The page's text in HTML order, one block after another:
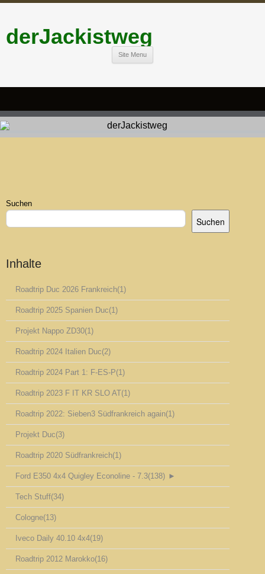
derJackistweg
Site Menu
Suchen
Suchen
Inhalte
Roadtrip Duc 2026 Frankreich(1)
Roadtrip 2025 Spanien Duc(1)
Projekt Nappo ZD30(1)
Roadtrip 2024 Italien Duc(2)
Roadtrip 2024 Part 1: F-ES-P(1)
Roadtrip 2023 F IT KR SLO AT(1)
Roadtrip 2022: Sieben3 Südfrankreich again(1)
Projekt Duc(3)
Roadtrip 2020 Südfrankreich(1)
Ford E350 4x4 Quigley Econoline - 7.3(138) ►
Tech Stuff(34)
Cologne(13)
Iveco Daily 40.10 4x4(19)
Roadtrip 2012 Marokko(16)